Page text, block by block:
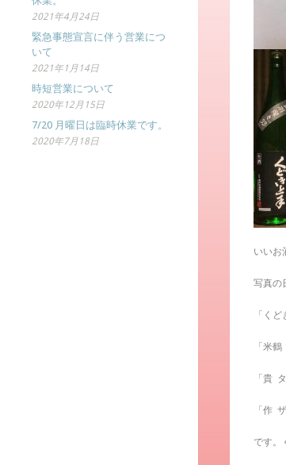
2021年4月24日
緊急事態宣言に伴う営業につ
いて
2021年1月14日
時短営業について
2020年12月15日
7/20 月曜日は臨時休業です。
2020年7月18日
いいお
写真の
「く
「米鶴
「貴
「作
です。